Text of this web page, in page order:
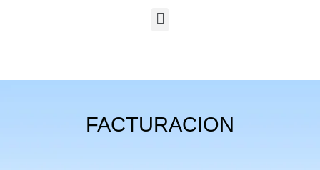
FACTURACION